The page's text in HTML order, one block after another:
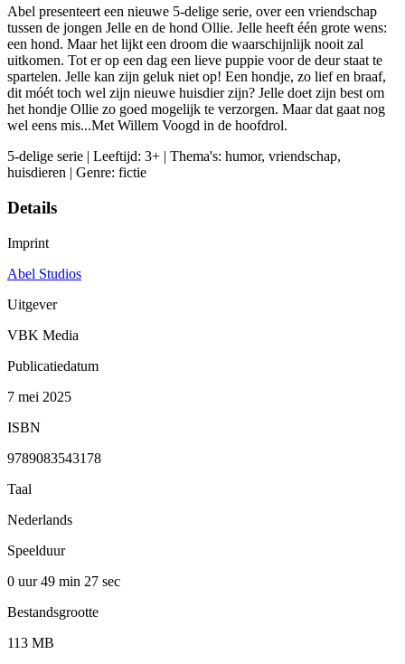
Abel presenteert een nieuwe 5-delige serie, over een vriendschap
tussen de jongen Jelle en de hond Ollie. Jelle heeft één grote wens:
een hond. Maar het lijkt een droom die waarschijnlijk nooit zal
uitkomen. Tot er op een dag een lieve puppie voor de deur staat te
spartelen. Jelle kan zijn geluk niet op! Een hondje, zo lief en braaf,
dit móét toch wel zijn nieuwe huisdier zijn? Jelle doet zijn best om
het hondje Ollie zo goed mogelijk te verzorgen. Maar dat gaat nog
wel eens mis...Met Willem Voogd in de hoofdrol.
5-delige serie | Leeftijd: 3+ | Thema's: humor, vriendschap,
huisdieren | Genre: fictie
Details
Imprint
Abel Studios
Uitgever
VBK Media
Publicatiedatum
7 mei 2025
ISBN
9789083543178
Taal
Nederlands
Speelduur
0 uur 49 min 27 sec
Bestandsgrootte
113 MB